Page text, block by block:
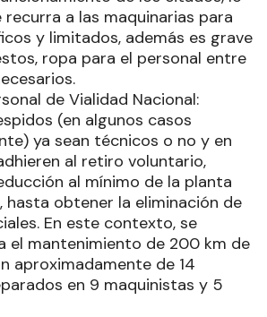
recurra a las maquinarias para
y limitados, además es grave
ropa para el personal entre
de Vialidad Nacional:
(en algunos casos
ya sean técnicos o no y en
al retiro voluntario,
al mínimo de la planta
hasta obtener la eliminación de
En este contexto, se
el mantenimiento de 200 km de
aproximadamente de 14
en 9 maquinistas y 5